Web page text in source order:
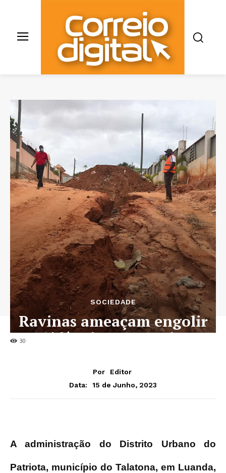
30
SOCIEDADE
Ravinas ameaçam engolir
residências no Patriota
Por
Editor
Data:
15 de Junho, 2023
A administração do Distrito Urbano do
Patriota, município do Talatona, em Luanda,